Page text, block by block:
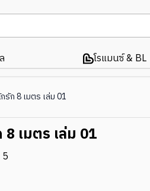
โรแมนซ์ & BL
รัก 8 เมตร เล่ม 01
เมตร เล่ม 01
5